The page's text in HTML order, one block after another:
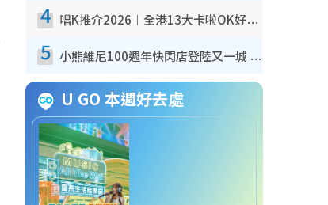
4 唱K推介2026︱全港13大卡啦OK好去處！最平$36起 日文K都有！(附地址+收費詳情)
5 小熊維尼100週年快閃店登陸又一城 重現百畝森林經典場景／獨家限定盲盒登場／專屬DIY香水
U GO 本週好去處